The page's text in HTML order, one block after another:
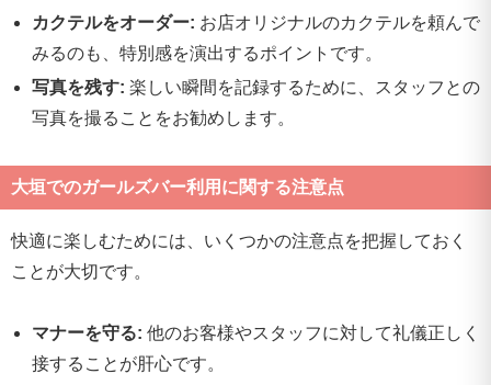
カクテルをオーダー: お店オリジナルのカクテルを頼んで
みるのも、特別感を演出するポイントです。
写真を残す: 楽しい瞬間を記録するために、スタッフとの
写真を撮ることをお勧めします。
大垣でのガールズバー利用に関する注意点
快適に楽しむためには、いくつかの注意点を把握しておく
ことが大切です。
マナーを守る: 他のお客様やスタッフに対して礼儀正しく
接することが肝心です。